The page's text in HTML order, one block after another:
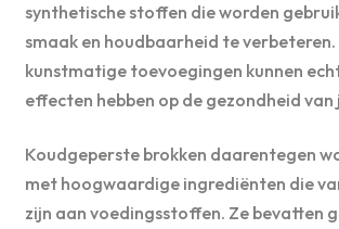
synthetische stoffen die worden
smaak en houdbaarheid te verbeteren.
kunstmatige toevoegingen kunnen
effecten hebben op de gezondheid van
Koudgeperste brokken daarentegen
met hoogwaardige ingrediënten die
zijn aan voedingsstoffen. Ze bevatten